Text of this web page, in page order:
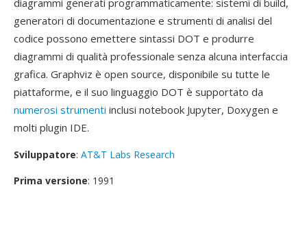
diagrammi generati programmaticamente: sistemi di build,
generatori di documentazione e strumenti di analisi del
codice possono emettere sintassi DOT e produrre
diagrammi di qualità professionale senza alcuna interfaccia
grafica. Graphviz è open source, disponibile su tutte le
piattaforme, e il suo linguaggio DOT è supportato da
numerosi strumenti inclusi notebook Jupyter, Doxygen e
molti plugin IDE.
Sviluppatore: AT&T Labs Research
Prima versione: 1991